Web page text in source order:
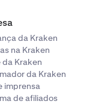
da Kraken
na Kraken
da Kraken
da Kraken
imprensa
de afiliados